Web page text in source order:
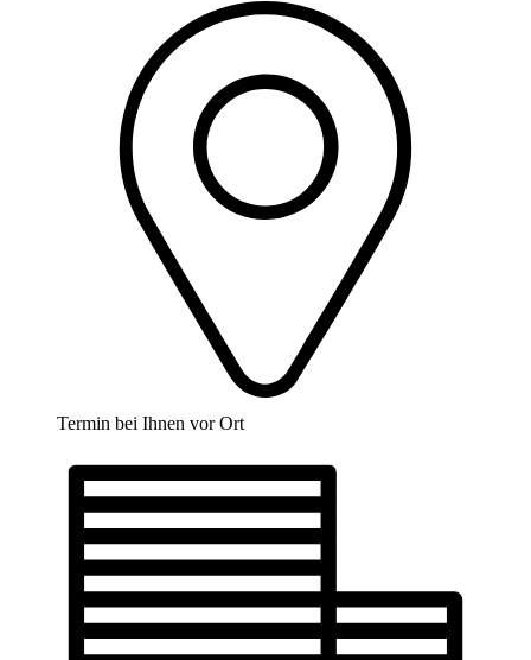
Termin bei Ihnen vor Ort